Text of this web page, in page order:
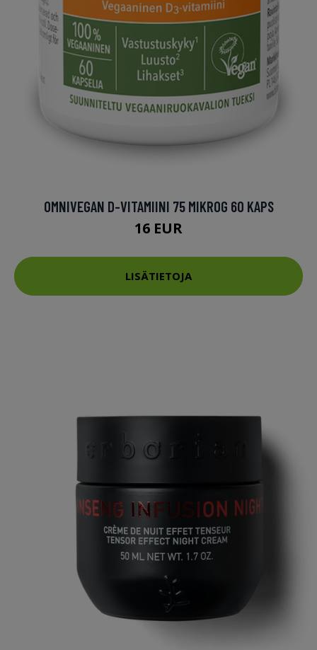
OMNIVEGAN D-VITAMIINI 75 MIKROG 60 KAPS
16 EUR
LISÄTIETOJA